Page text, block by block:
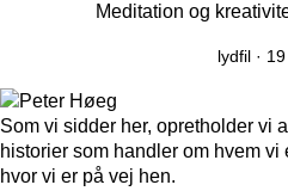
Meditation og
lydfil ·
Som vi sidder her, opretholder vi
historier som handler om hvem vi
hvor vi er på vej hen.